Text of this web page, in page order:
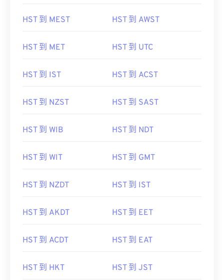
HST 到 MEST HST 到 AWST
HST 到 MET HST 到 UTC
HST 到 IST HST 到 ACST
HST 到 NZST HST 到 SAST
HST 到 WIB HST 到 NDT
HST 到 WIT HST 到 GMT
HST 到 NZDT HST 到 IST
HST 到 AKDT HST 到 EET
HST 到 ACDT HST 到 EAT
HST 到 HKT HST 到 JST